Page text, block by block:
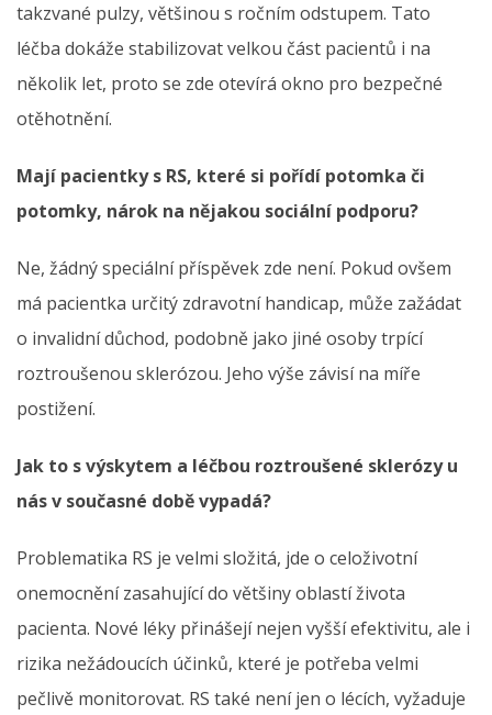
takzvané pulzy, většinou s ročním odstupem. Tato
léčba dokáže stabilizovat velkou část pacientů i na
několik let, proto se zde otevírá okno pro bezpečné
otěhotnění.
Mají pacientky s RS, které si pořídí potomka či
potomky, nárok na nějakou sociální podporu?
Ne, žádný speciální příspěvek zde není. Pokud ovšem
má pacientka určitý zdravotní handicap, může zažádat
o invalidní důchod, podobně jako jiné osoby trpící
roztroušenou sklerózou. Jeho výše závisí na míře
postižení.
Jak to s výskytem a léčbou roztroušené sklerózy u
nás v současné době vypadá?
Problematika RS je velmi složitá, jde o celoživotní
onemocnění zasahující do většiny oblastí života
pacienta. Nové léky přinášejí nejen vyšší efektivitu, ale i
rizika nežádoucích účinků, které je potřeba velmi
pečlivě monitorovat. RS také není jen o lécích, vyžaduje